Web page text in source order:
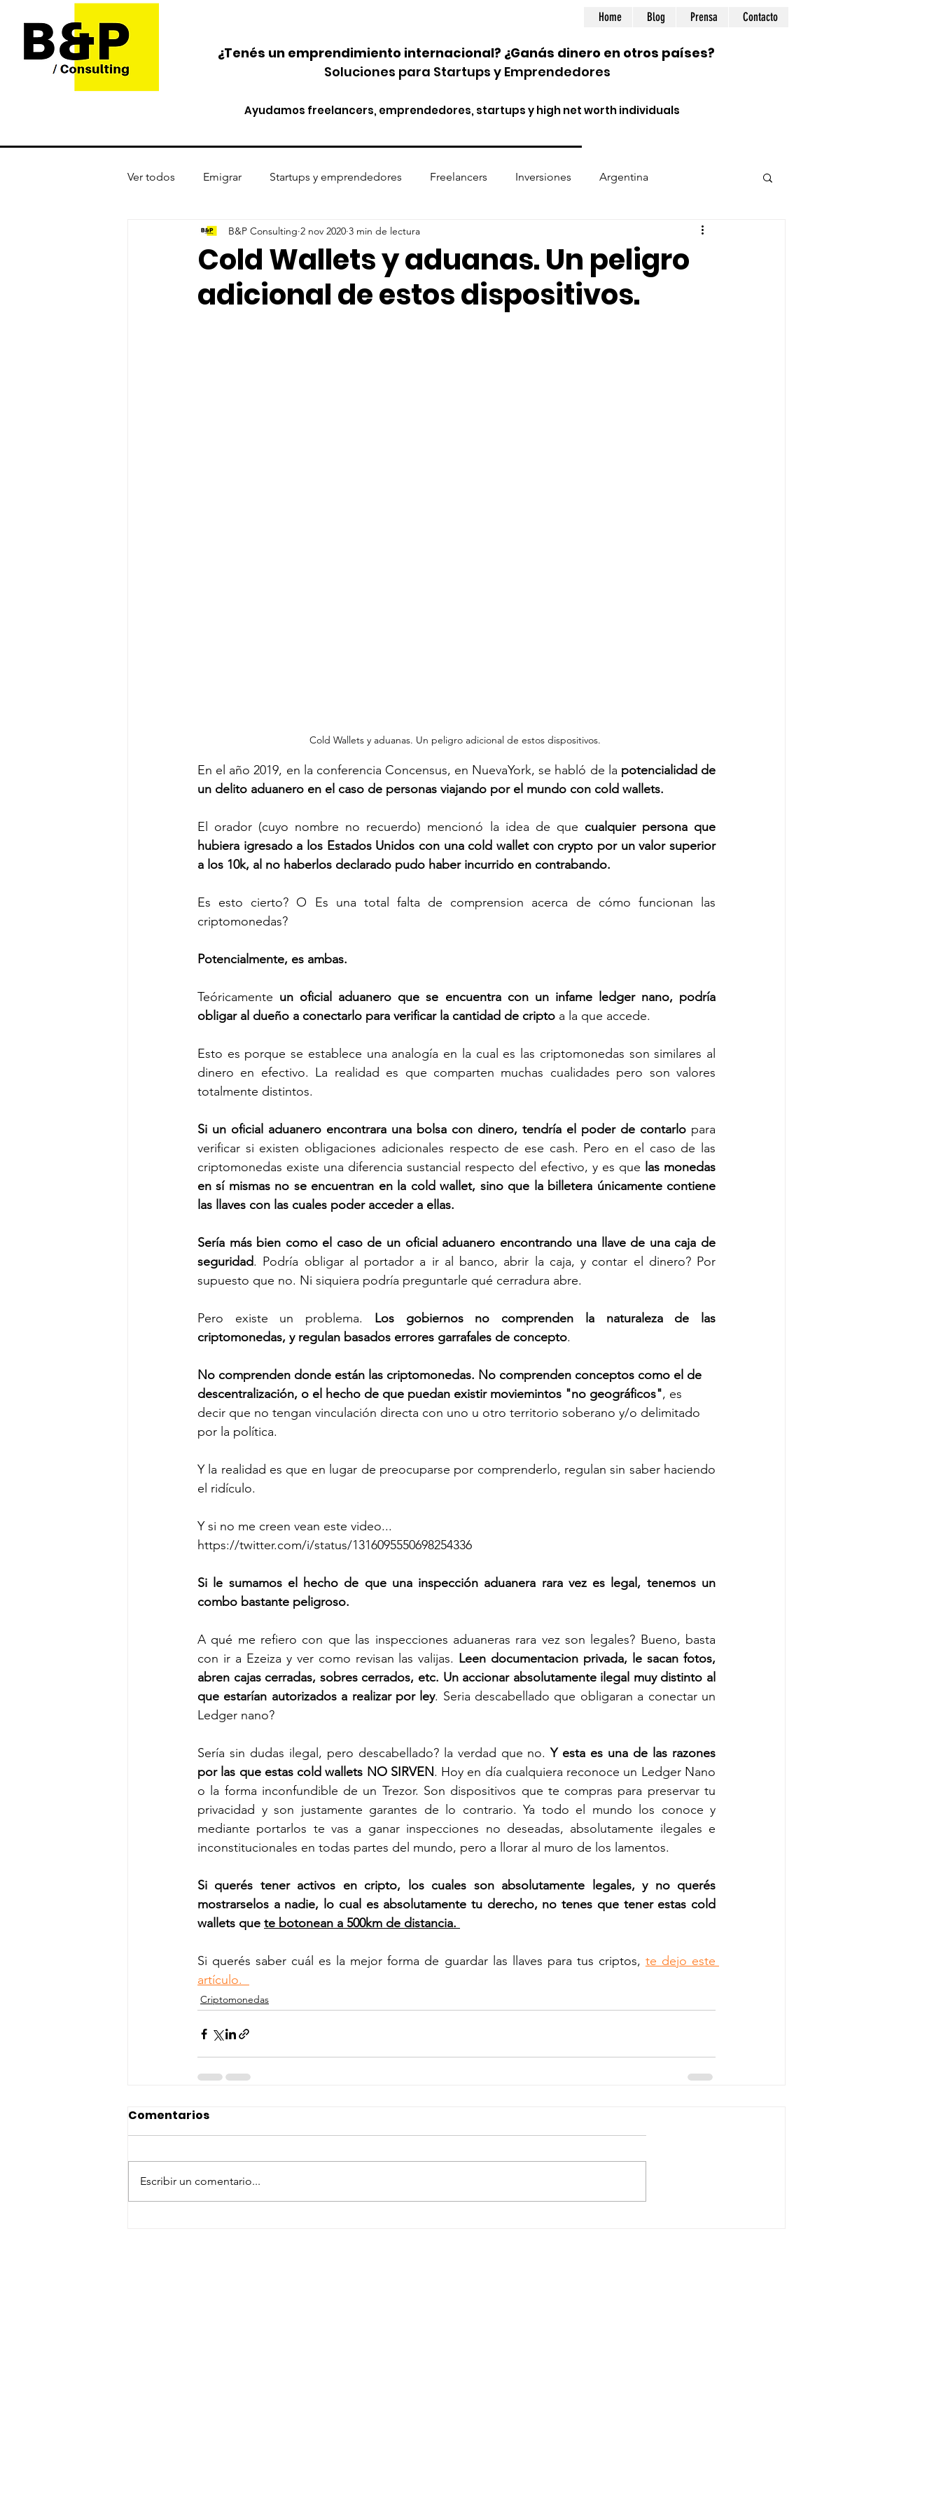
¿Tenés un emprendimiento internacional? ¿Ganás dinero en otros países?
Soluciones para Startups y Emprendedores
Ayudamos freelancers, emprendedores, startups y high net worth individuals
Home Blog Prensa Contacto
Ver todos Emigrar Startups y emprendedores Freelancers Inversiones Argentina
Protección de activos Criptomonedas Entidades financieras Prepping
Cold Wallets y aduanas. Un peligro
adicional de estos dispositivos.
B&P Consulting 2 nov 2020 3 min de lectura
Cold Wallets y aduanas. Un peligro adicional de estos dispositivos.
En el año 2019, en la conferencia Concensus, en NuevaYork, se habló de la potencialidad de
un delito aduanero en el caso de personas viajando por el mundo con cold wallets.
El orador (cuyo nombre no recuerdo) mencionó la idea de que cualquier persona que
hubiera igresado a los Estados Unidos con una cold wallet con crypto por un valor superior
a los 10k, al no haberlos declarado pudo haber incurrido en contrabando.
Es esto cierto? O Es una total falta de comprension acerca de cómo funcionan las
criptomonedas?
Potencialmente, es ambas.
Teóricamente un oficial aduanero que se encuentra con un infame ledger nano, podría
obligar al dueño a conectarlo para verificar la cantidad de cripto a la que accede.
Esto es porque se establece una analogía en la cual es las criptomonedas son similares al
dinero en efectivo. La realidad es que comparten muchas cualidades pero son valores
totalmente distintos.
Si un oficial aduanero encontrara una bolsa con dinero, tendría el poder de contarlo para
verificar si existen obligaciones adicionales respecto de ese cash. Pero en el caso de las
criptomonedas existe una diferencia sustancial respecto del efectivo, y es que las monedas
en sí mismas no se encuentran en la cold wallet, sino que la billetera únicamente contiene
las llaves con las cuales poder acceder a ellas.
Sería más bien como el caso de un oficial aduanero encontrando una llave de una caja de
seguridad. Podría obligar al portador a ir al banco, abrir la caja, y contar el dinero? Por
supuesto que no. Ni siquiera podría preguntarle qué cerradura abre.
Pero existe un problema. Los gobiernos no comprenden la naturaleza de las
criptomonedas, y regulan basados errores garrafales de concepto.
No comprenden donde están las criptomonedas. No comprenden conceptos como el de
descentralización, o el hecho de que puedan existir moviemintos "no geográficos", es
decir que no tengan vinculación directa con uno u otro territorio soberano y/o delimitado
por la política.
Y la realidad es que en lugar de preocuparse por comprenderlo, regulan sin saber haciendo
el ridículo.
Y si no me creen vean este video...
https://twitter.com/i/status/1316095550698254336
Si le sumamos el hecho de que una inspección aduanera rara vez es legal, tenemos un
combo bastante peligroso.
A qué me refiero con que las inspecciones aduaneras rara vez son legales? Bueno, basta
con ir a Ezeiza y ver como revisan las valijas. Leen documentacion privada, le sacan fotos,
abren cajas cerradas, sobres cerrados, etc. Un accionar absolutamente ilegal muy distinto al
que estarían autorizados a realizar por ley. Seria descabellado que obligaran a conectar un
Ledger nano?
Sería sin dudas ilegal, pero descabellado? la verdad que no. Y esta es una de las razones
por las que estas cold wallets NO SIRVEN. Hoy en día cualquiera reconoce un Ledger Nano
o la forma inconfundible de un Trezor. Son dispositivos que te compras para preservar tu
privacidad y son justamente garantes de lo contrario. Ya todo el mundo los conoce y
mediante portarlos te vas a ganar inspecciones no deseadas, absolutamente ilegales e
inconstitucionales en todas partes del mundo, pero a llorar al muro de los lamentos.
Si querés tener activos en cripto, los cuales son absolutamente legales, y no querés
mostrarselos a nadie, lo cual es absolutamente tu derecho, no tenes que tener estas cold
wallets que te botonean a 500km de distancia.
Si querés saber cuál es la mejor forma de guardar las llaves para tus criptos, te dejo este
artículo.
Criptomonedas
Comentarios
Escribir un comentario...